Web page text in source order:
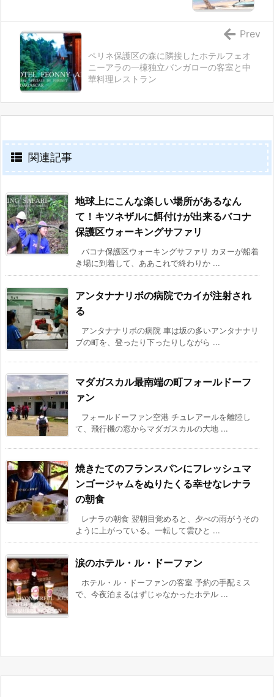
ペリネ保護区の森に隣接したホテルフェオ
ニーアラの一棟独立バンガローの客室と中
華料理レストラン
Prev
関連記事
地球上にこんな楽しい場所があるなん
て！キツネザルに餌付けが出来るバコナ
保護区ウォーキングサファリ
バコナ保護区ウォーキングサファリ カヌーが船着
き場に到着して、ああこれで終わりか ...
アンタナナリボの病院でカイが注射され
る
アンタナナリボの病院 車は坂の多いアンタナナリ
ブの町を、登ったり下ったりしながら ...
マダガスカル最南端の町フォールドーフ
ァン
フォールドーファン空港 チュレアールを離陸し
て、飛行機の窓からマダガスカルの大地 ...
焼きたてのフランスパンにフレッシュマ
ンゴージャムをぬりたくる幸せなレナラ
の朝食
レナラの朝食 翌朝目覚めると、夕べの雨がうその
ように上がっている。一転して雲ひと ...
涙のホテル・ル・ドーファン
ホテル・ル・ドーファンの客室 予約の手配ミス
で、今夜泊まるはずじゃなかったホテル ...